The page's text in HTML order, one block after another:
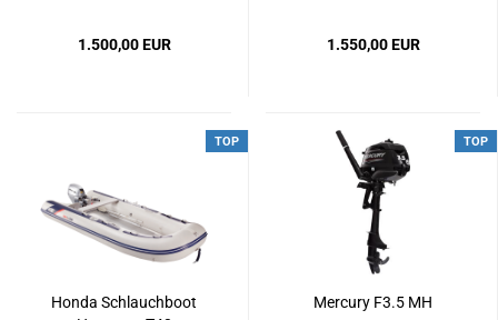
1.500,00 EUR 1.550,00 EUR
TOP
Honda Schlauchboot
TOP
Mercury F3.5 MH